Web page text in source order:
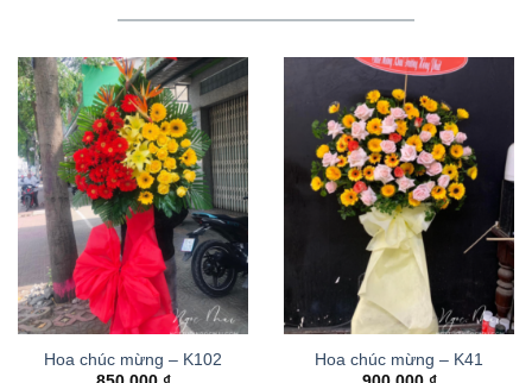
Hoa chúc mừng – K102
Hoa chúc mừng – K41